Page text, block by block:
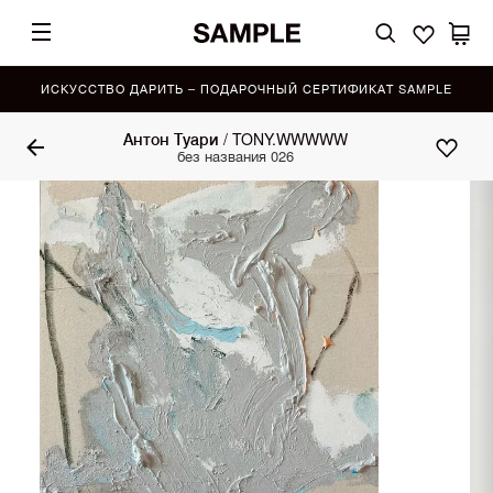
ИСКУССТВО ДАРИТЬ – ПОДАРОЧНЫЙ СЕРТИФИКАТ SAMPLE
Антон Туари / TONY.WWWWW
без названия 026